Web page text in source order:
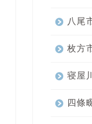
八尾
枚方
寝屋
四條